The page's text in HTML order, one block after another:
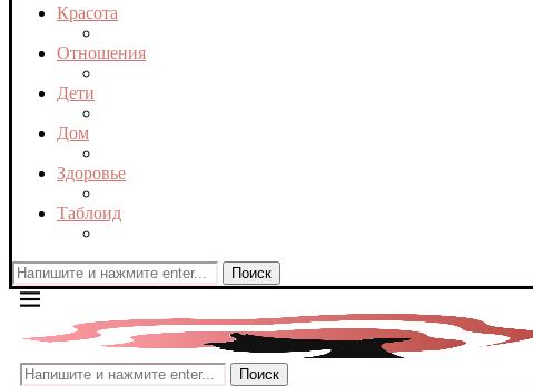
Красота
Отношения
Дети
Дом
Здоровье
Таблоид
Поиск
Поиск